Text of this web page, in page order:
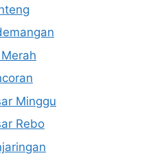
Minggu
Rebo